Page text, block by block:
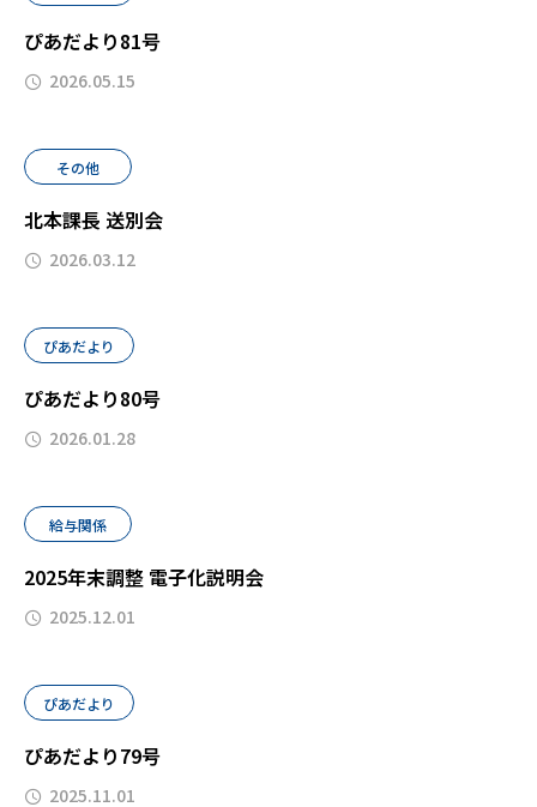
ぴあだより81号
2026.05.15
その他
北本課長 送別会
2026.03.12
ぴあだより
ぴあだより80号
2026.01.28
給与関係
2025年末調整 電子化説明会
2025.12.01
ぴあだより
ぴあだより79号
2025.11.01